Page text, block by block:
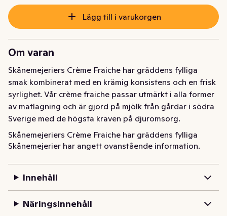
Lägg till i varukorgen
Om varan
Skånemejeriers Crème Fraiche har gräddens fylliga
smak kombinerat med en krämig konsistens och en frisk
syrlighet. Vår crème fraiche passar utmärkt i alla former
av matlagning och är gjord på mjölk från gårdar i södra
Sverige med de högsta kraven på djuromsorg.
Skånemejeriers Crème Fraiche har gräddens fylliga
smak kombinerat med en krämig konsistens och en frisk
Sverige med de högsta kraven på djuromsorg.
Skånemejerier har angett ovanstående information.
Innehåll
Näringsinnehåll